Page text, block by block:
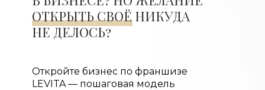
Откройте бизнес по франшизе
LEVITA — пошаговая модель
ОТКРЫТЬ СВОЁ НИКУДА
НЕ ДЕЛОСЬ?